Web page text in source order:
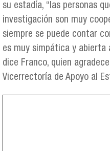
su estadía, “las personas
investigación son muy
siempre se puede contar
es muy simpática y abierta
dice Franco, quien
Vicerrectoría de Apoyo al